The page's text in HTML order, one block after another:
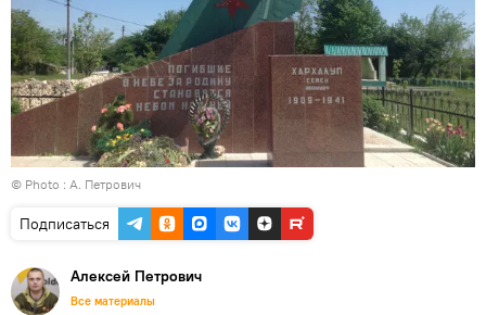
© Photo : А. Петрович
Подписаться
Алексей Петрович
Все материалы